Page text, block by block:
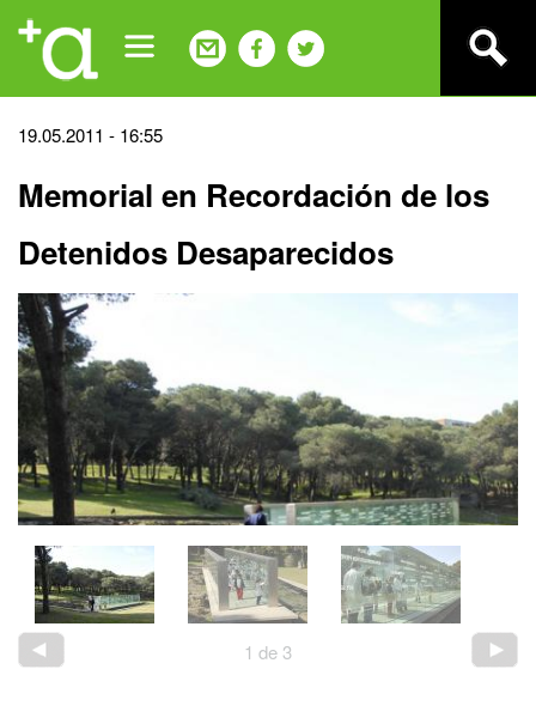
Jump
navigation
Back
top
19.05.2011 - 16:55
Memorial en Recordación de los
Detenidos Desaparecidos
2 de 3